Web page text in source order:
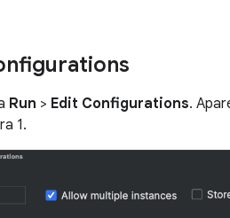
Run > Edit Configurations.
1.